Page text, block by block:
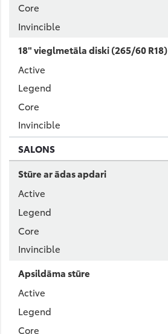
18" vieglmetāla diski (265/60 R18)
SALONS
Stūre ar ādas apdari
Apsildāma stūre